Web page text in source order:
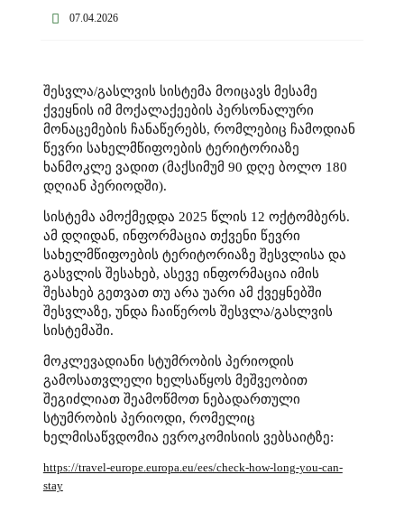
07.04.2026
შესვლა/გასლვის სისტემა მოიცავს მესამე
ქვეყნის იმ მოქალაქეების პერსონალური
მონაცემების ჩანაწერებს, რომლებიც ჩამოდიან
წევრი სახელმწიფოების ტერიტორიაზე
ხანმოკლე ვადით (მაქსიმუმ 90 დღე ბოლო 180
დღიან პერიოდში).
სისტემა ამოქმედდა 2025 წლის 12 ოქტომბერს.
ამ დღიდან, ინფორმაცია თქვენი წევრი
სახელმწიფოების ტერიტორიაზე შესვლისა და
გასვლის შესახებ, ასევე ინფორმაცია იმის
შესახებ გეთვათ თუ არა უარი ამ ქვეყნებში
შესვლაზე, უნდა ჩაიწეროს შესვლა/გასლვის
სისტემაში.
მოკლევადიანი სტუმრობის პერიოდის
გამოსათვლელი ხელსაწყოს მეშვეობით
შეგიძლიათ შეამოწმოთ ნებადართული
სტუმრობის პერიოდი, რომელიც
ხელმისაწვდომია ევროკომისიის ვებსაიტზე:
https://travel-europe.europa.eu/ees/check-how-long-you-can-
stay